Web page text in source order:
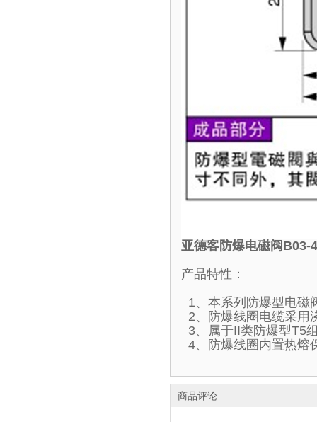
亚德客防爆电磁阀B03-
产品特性：
1、本系列防爆型电磁
2、防爆线圈电缆采用
3、属于II类防爆型T5
4、防爆线圈内置热熔
商品评论